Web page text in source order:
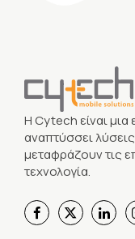
Η Cytech είναι μια
αναπτύσσει
μεταφράζουν τις
τεχνολογία.